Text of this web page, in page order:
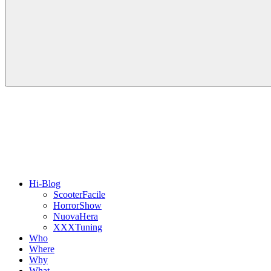
Hi-Blog
ScooterFacile
HorrorShow
NuovaHera
XXXTuning
Who
Where
Why